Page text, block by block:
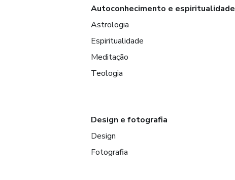
Autoconhecimento e espiritualidade
Astrologia
Espiritualidade
Meditação
Teologia
Design e fotografia
Design
Fotografia